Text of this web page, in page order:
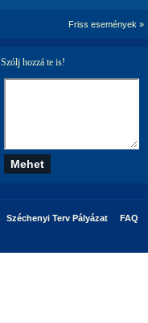
Friss események »
Szólj hozzá te is!
Széchenyi Terv Pályázat FAQ